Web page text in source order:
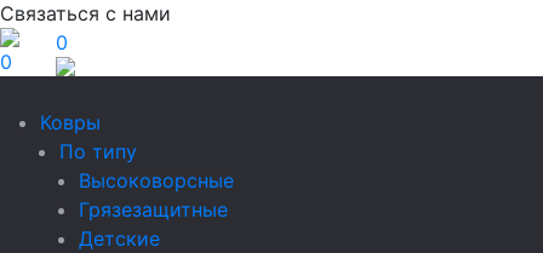
Связаться с нами
0
0
Ковры
По типу
Высоковорсные
Грязезащитные
Детские